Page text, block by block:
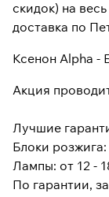
скидок) на
доставка по
Ксенон Alpha -
Акция
Лучшие
Блоки
Лампы: от 12 -
По гарантии,